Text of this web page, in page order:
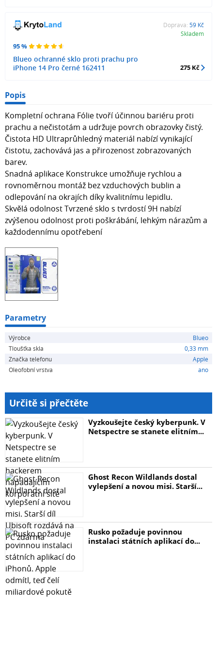
95 %
Blueo ochranné sklo proti prachu pro
iPhone 14 Pro černé 162411
Doprava: 59 Kč
Skladem
275 Kč
Popis
Kompletní ochrana Fólie tvoří účinnou bariéru proti
prachu a nečistotám a udržuje povrch obrazovky čistý.
Čistota HD Ultraprůhledný materiál nabízí vynikající
čistotu, zachovává jas a přirozenost zobrazovaných
barev.
Snadná aplikace Konstrukce umožňuje rychlou a
rovnoměrnou montáž bez vzduchových bublin a
odlepování na okrajích díky kvalitnímu lepidlu.
Skvělá odolnost Tvrzené sklo s tvrdostí 9H nabízí
zvýšenou odolnost proti poškrábání, lehkým nárazům a
každodennímu opotřebení
Parametry
Výrobce
Blueo
Tloušťka skla
0,33 mm
Značka telefonu
Apple
Oleofobní vrstva
ano
Určitě si přečtěte
Vyzkoušejte český kyberpunk. V
Netspectre se stanete elitním...
Ghost Recon Wildlands dostal
vylepšení a novou misi. Starší...
Rusko požaduje povinnou
instalaci státních aplikací do...